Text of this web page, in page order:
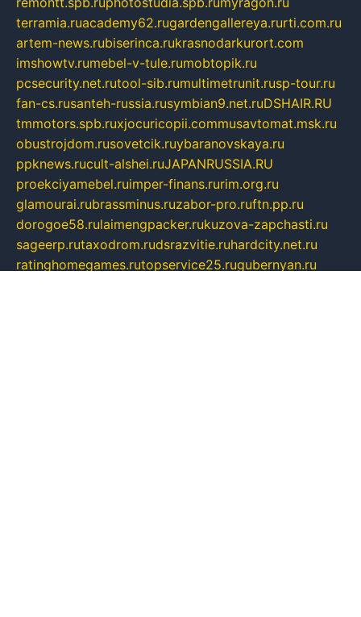
terramia.ruacademy62.rugardengallereya.rurti.com.ru
artem-news.rubiserinca.rukrasnodarkurort.com
imshowtv.rumebel-v-tule.rumobtopik.ru
pcsecurity.net.rutool-sib.rumultimetrunit.rusp-tour.ru
fan-cs.rusanteh-russia.rusymbian9.net.ruDSHAIR.RU
tmmotors.spb.ruxjocuricopii.commusavtomat.msk.ru
obustrojdom.rusovetcik.ruybaranovskaya.ru
ppknews.rucult-alshei.ruJAPANRUSSIA.RU
proekciyamebel.ruimper-finans.rurim.org.ru
glamourai.rubrassminus.ruzabor-pro.ruftn.pp.ru
dorogoe58.rulaimengpacker.rukuzova-zapchasti.ru
sageerp.rutaxodrom.rudsrazvitie.ruhardcity.net.ru
ratinghomegames.rutopservice25.rugubernyan.ru